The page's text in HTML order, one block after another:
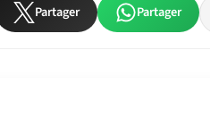
Partager Partager